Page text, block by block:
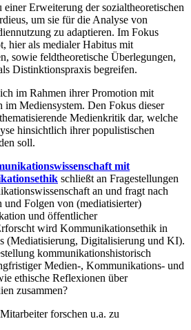
Erweiterung der sozialtheoretischen
um sie für die Analyse von
zu adaptieren. Im Fokus
hier als medialer Habitus mit
sowie feldtheoretische Überlegungen,
Distinktionspraxis begreifen.
im Rahmen ihrer Promotion mit
im Mediensystem. Den Fokus dieser
Medienkritik dar, welche
hinsichtlich ihrer populistischen
soll.
mit
schließt an Fragestellungen
an und fragt nach
und Folgen von (mediatisierter)
und öffentlicher
wird Kommunikationsethik in
(Mediatisierung, Digitalisierung und KI).
kommunikationshistorisch
Medien-, Kommunikations- und
ethische Reflexionen über
zusammen?
forschen u.a. zu